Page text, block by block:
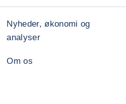
Nyheder, økonomi og
analyser
Om os